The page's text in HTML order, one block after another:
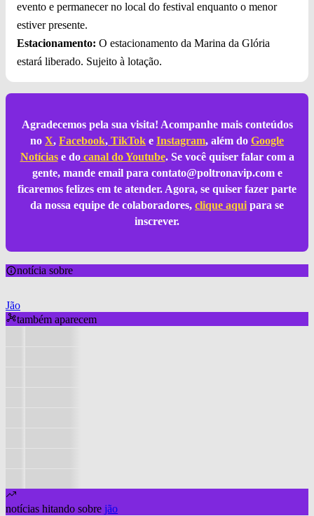
evento e permanecer no local do festival enquanto o menor
estiver presente.
Estacionamento: O estacionamento da Marina da Glória
estará liberado. Sujeito à lotação.
Agradecemos pela sua visita! Acompanhe mais conteúdos
no X, Facebook, TikTok e Instagram, além do Google
Notíciase docanal do Youtube. Se você quiser falar com a
gente, mande email para contato@poltronavip.come
ficaremos felizes em te atender. Agora, se quiser fazer parte
da nossa equipe de colaboradores, clique aqui para se
inscrever.
notícia sobre
Jão
também aparecem
notícias hitando sobre jão